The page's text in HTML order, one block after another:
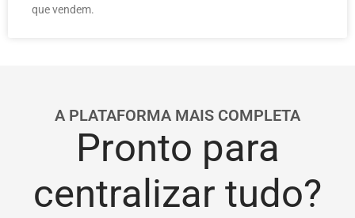
que vendem.
A PLATAFORMA MAIS COMPLETA
Pronto para
centralizar tudo?